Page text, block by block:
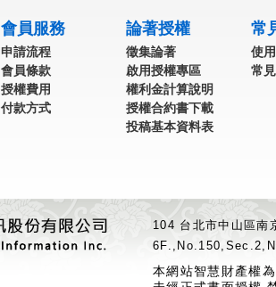
會員服務
申請流程
會員條款
授權費用
付款方式
論著授權
徵集論著
啟用授權專區
權利金計算說明
授權合約書下載
投稿基本資料表
常
使
常
104 台北市中山區
本網站智慧財產權